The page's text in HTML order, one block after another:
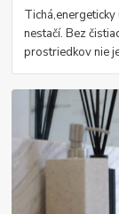
nestačí. Bez
prostriedkov nie